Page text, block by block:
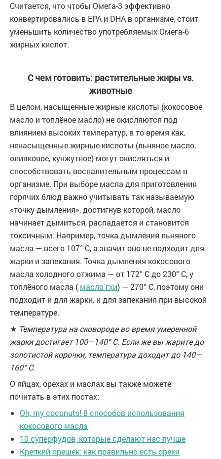
Считается, что чтобы Омега-3 эффективно
конвертировались в EPA и DHA в организме, стоит
уменьшить количество употребляемых Омега-6
жирных кислот.
С чем готовить: растительные жиры vs.
животные
В целом, насыщенные жирные кислоты (кокосовое
масло и топлёное масло) не окисляются под
влиянием высоких температур, в то время как,
ненасыщенные жирные кислоты (льняное масло,
оливковое, кунжутное) могут окисляться и
способствовать воспалительным процессам в
организме. При выборе масла для приготовления
горячих блюд важно учитывать так называемую
«точку дымления», достигнув которой, масло
начинает дымиться, распадается и становится
токсичным. Например, точка дымления льняного
масла — всего 107° C, а значит оно не подходит для
жарки и запекания. Точка дымления кокосового
масла холодного отжима — от 172° C до 230° C, у
топлёного масла ( масло гхи) — 270° C, поэтому они
подходит и для жарки, и для запекания при высокой
температуре.
★ Температура на сковороде во время умеренной
жарки достигает 100—140° C. Если же вы жарите до
золотистой корочки, температура доходит до 140—
160° C.
О яйцах, орехах и маслах вы также можете
почитать в этих постах:
Oh, my coconuts! 8 способов использования
кокосового масла
10 суперфудов, которые сделают нас лучше
Крепкий орешек: как правильно есть орехи